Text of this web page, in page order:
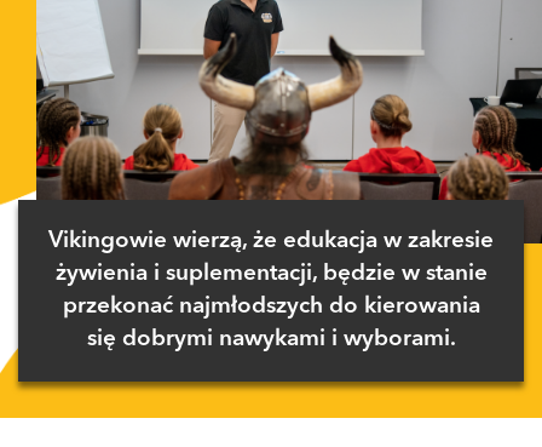
Vikingowie wierzą, że edukacja w zakresie
żywienia i suplementacji, będzie w stanie
przekonać najmłodszych do kierowania
się dobrymi nawykami i wyborami.